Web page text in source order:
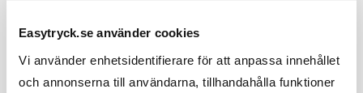
Easytryck.se använder cookies
Vi använder enhetsidentifierare för att anpassa innehållet
och annonserna till användarna, tillhandahålla funktioner